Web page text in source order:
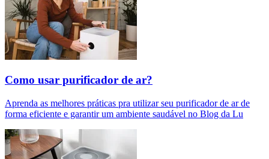
Como usar purificador de ar?
Aprenda as melhores práticas pra utilizar seu purificador de ar de
forma eficiente e garantir um ambiente saudável no Blog da Lu